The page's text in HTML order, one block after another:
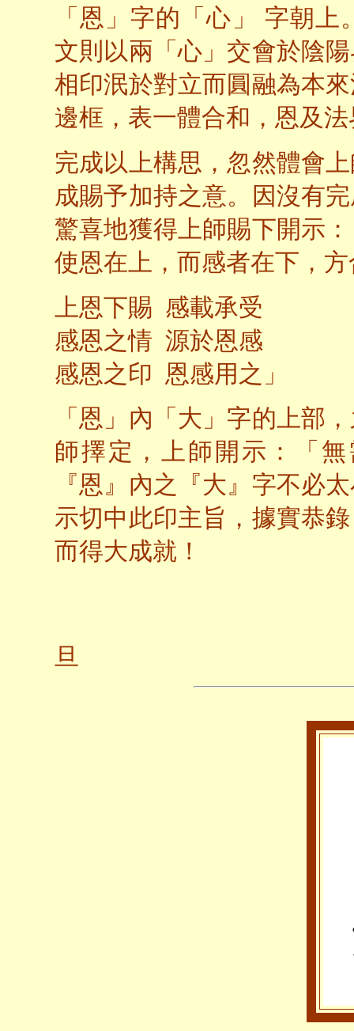
「恩」字的「心」 字朝
文則以兩「心」交會於陰
相印泯於對立而圓融為本
邊框，表一體合和，恩及
完成以上構思，忽然體會
成賜予加持之意。因沒有
驚喜地獲得上師賜下開示
使恩在上，而感者在下，
上恩下賜 感載承受
感恩之情 源於恩感
感恩之印 恩感用之」
「恩」內「大」字的上部
師擇定，上師開示：「
『恩』內之『大』字不必
示切中此印主旨，據實恭
而得大成就！
旦